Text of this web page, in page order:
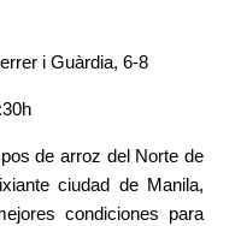
i Guàrdia, 6-8
de arroz del Norte de
ciudad de Manila,
condiciones para